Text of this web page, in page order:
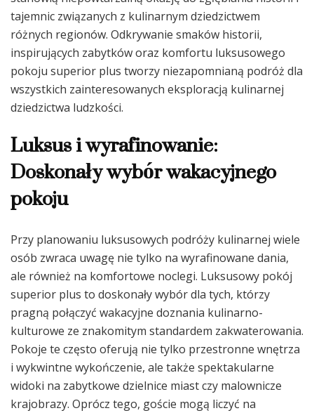
tajemnic związanych z kulinarnym dziedzictwem
różnych regionów. Odkrywanie smaków historii,
inspirujących zabytków oraz komfortu luksusowego
pokoju superior plus tworzy niezapomnianą podróż dla
wszystkich zainteresowanych eksploracją kulinarnej
dziedzictwa ludzkości.
Luksus i wyrafinowanie:
Doskonały wybór wakacyjnego
pokoju
Przy planowaniu luksusowych podróży kulinarnej wiele
osób zwraca uwagę nie tylko na wyrafinowane dania,
ale również na komfortowe noclegi. Luksusowy pokój
superior plus to doskonały wybór dla tych, którzy
pragną połączyć wakacyjne doznania kulinarno-
kulturowe ze znakomitym standardem zakwaterowania.
Pokoje te często oferują nie tylko przestronne wnętrza
i wykwintne wykończenie, ale także spektakularne
widoki na zabytkowe dzielnice miast czy malownicze
krajobrazy. Oprócz tego, goście mogą liczyć na